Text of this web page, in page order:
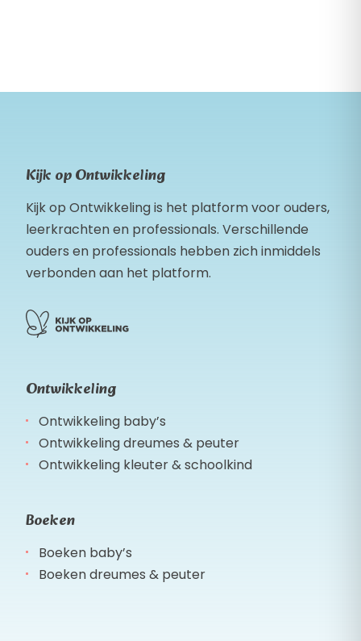
Kijk op Ontwikkeling
Kijk op Ontwikkeling is het platform voor ouders,
leerkrachten en professionals. Verschillende
ouders en professionals hebben zich inmiddels
verbonden aan het platform.
Ontwikkeling
Ontwikkeling baby’s
Ontwikkeling dreumes & peuter
Ontwikkeling kleuter & schoolkind
Boeken
Boeken baby’s
Boeken dreumes & peuter